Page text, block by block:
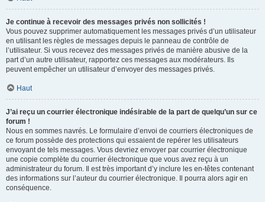
Je continue à recevoir des messages privés non sollicités !
Vous pouvez supprimer automatiquement les messages privés d’un utilisateur
en utilisant les règles de messages depuis le panneau de contrôle de
l’utilisateur. Si vous recevez des messages privés de manière abusive de la
part d’un autre utilisateur, rapportez ces messages aux modérateurs. Ils
peuvent empêcher un utilisateur d’envoyer des messages privés.
Haut
J’ai reçu un courrier électronique indésirable de la part de quelqu’un sur ce
forum !
Nous en sommes navrés. Le formulaire d’envoi de courriers électroniques de
ce forum possède des protections qui essaient de repérer les utilisateurs
envoyant de tels messages. Vous devriez envoyer par courrier électronique
une copie complète du courrier électronique que vous avez reçu à un
administrateur du forum. Il est très important d’y inclure les en-têtes contenant
des informations sur l’auteur du courrier électronique. Il pourra alors agir en
conséquence.